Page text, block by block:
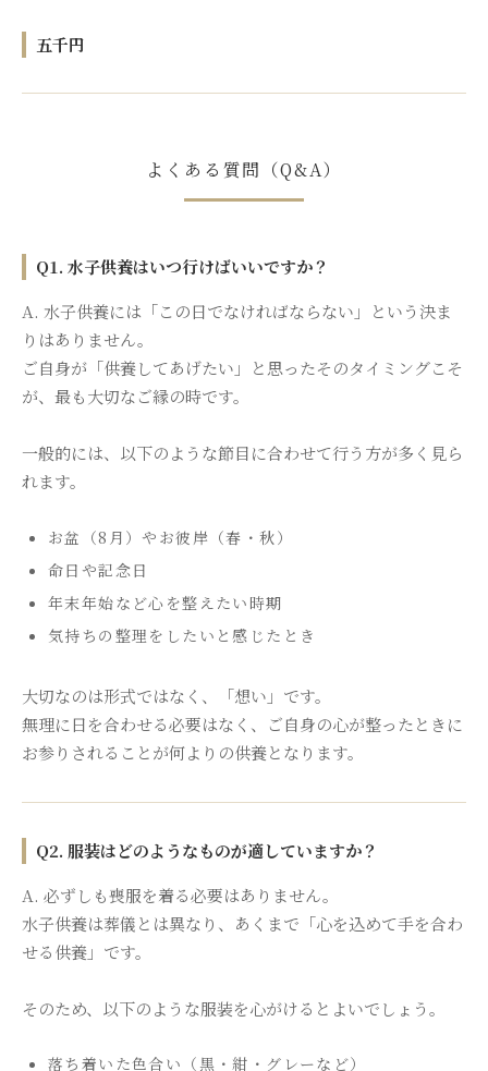
五千円
よくある質問（Q&A）
Q1. 水子供養はいつ行けばいいですか？
A. 水子供養には「この日でなければならない」という決ま
りはありません。
ご自身が「供養してあげたい」と思ったそのタイミングこそ
が、最も大切なご縁の時です。
一般的には、以下のような節目に合わせて行う方が多く見ら
れます。
お盆（8月）やお彼岸（春・秋）
命日や記念日
年末年始など心を整えたい時期
気持ちの整理をしたいと感じたとき
大切なのは形式ではなく、「想い」です。
無理に日を合わせる必要はなく、ご自身の心が整ったときに
お参りされることが何よりの供養となります。
Q2. 服装はどのようなものが適していますか？
A. 必ずしも喪服を着る必要はありません。
水子供養は葬儀とは異なり、あくまで「心を込めて手を合わ
せる供養」です。
そのため、以下のような服装を心がけるとよいでしょう。
落ち着いた色合い（黒・紺・グレーなど）